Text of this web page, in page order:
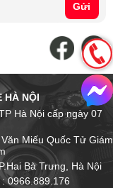
Gửi
HÀ NỘI
Hà Nội cấp ngày 07
Miếu Quốc Tử Giám
Bà Trưng, Hà Nội
0966.889.176